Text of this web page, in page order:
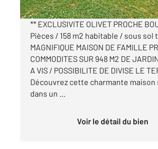
** EXCLUSIVITE OLIVET PROCHE
Pièces / 158 m2 habitable / sous sol
MAGNIFIQUE MAISON DE FAMILLE
COMMODITES SUR 948 M2 DE
A VIS / POSSIBILITE DE DIVISE LE
Découvrez cette charmante maison
dans un ...
Voir le détail du bien